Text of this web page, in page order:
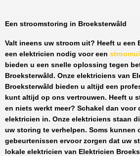
Een stroomstoring in Broeksterwâld
Valt ineens uw stroom uit? Heeft u een
een elektricien nodig voor een
bieden u een snelle oplossing tegen
Broeksterwâld . Onze elektriciens van
Broeksterwâld
bieden u altijd een
kunt altijd op ons vertrouwen. Heeft u
en niets werkt meer? Schakel dan voor
elektricien in. Onze elektriciens staan
uw storing te verhelpen. Soms kunnen
gebeurtenissen ervoor zorgen dat uw
lokale elektricien van Elektricien